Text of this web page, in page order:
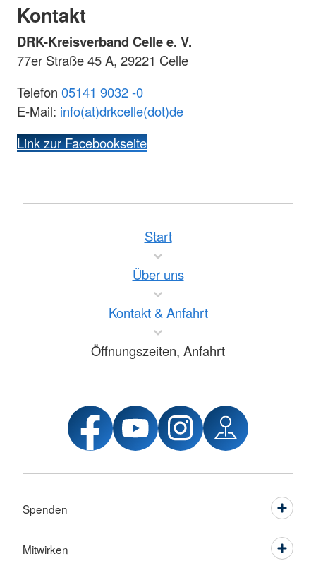
Kontakt
DRK-Kreisverband Celle e. V.
77er Straße 45 A, 29221 Celle
Telefon 05141 9032 -0
E-Mail: info(at)drkcelle(dot)de
Link zur Facebookseite
Start
Über uns
Kontakt & Anfahrt
Öffnungszeiten, Anfahrt
Spenden
Mitwirken